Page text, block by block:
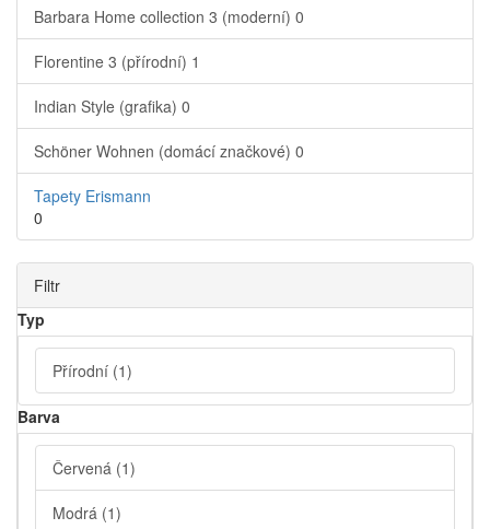
Barbara Home collection 3 (moderní) 0
Florentine 3 (přírodní) 1
Indian Style (grafika) 0
Schöner Wohnen (domácí značkové) 0
Tapety Erismann
0
Filtr
Typ
Přírodní (1)
Barva
Červená (1)
Modrá (1)